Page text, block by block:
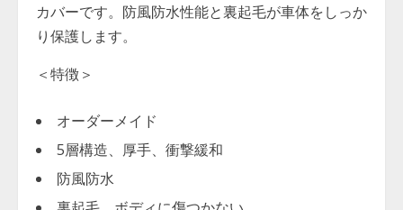
カバーです。防風防水性能と裏起毛が車体をしっか
り保護します。
＜特徴＞
オーダーメイド
5層構造、厚手、衝撃緩和
防風防水